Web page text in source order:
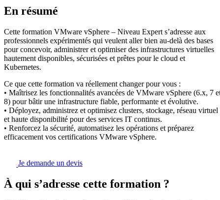
En résumé
Cette formation VMware vSphere – Niveau Expert s’adresse aux
professionnels expérimentés qui veulent aller bien au-delà des bases
pour concevoir, administrer et optimiser des infrastructures virtuelles
hautement disponibles, sécurisées et prêtes pour le cloud et
Kubernetes.
Ce que cette formation va réellement changer pour vous :
• Maîtrisez les fonctionnalités avancées de VMware vSphere (6.x, 7
8) pour bâtir une infrastructure fiable, performante et évolutive.
• Déployez, administrez et optimisez clusters, stockage, réseau virtuel
et haute disponibilité pour des services IT continus.
• Renforcez la sécurité, automatisez les opérations et préparez
efficacement vos certifications VMware vSphere.
Je demande un devis
À qui s’adresse cette formation ?